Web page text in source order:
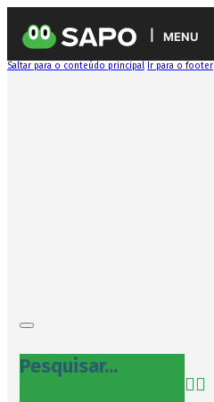
MENU
Saltar para o conteúdo principal Ir para o footer
Pesquisar...